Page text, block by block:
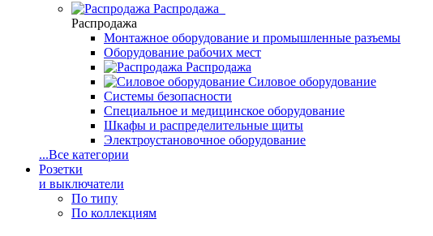
Распродажа
Распродажа
Монтажное оборудование и промышленные разъемы
Оборудование рабочих мест
Распродажа
Силовое оборудование
Системы безопасности
Специальное и медицинское оборудование
Шкафы и распределительные щиты
Электроустановочное оборудование
...Все категории
Розетки
и выключатели
По типу
По коллекциям